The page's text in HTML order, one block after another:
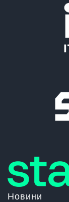
Новини